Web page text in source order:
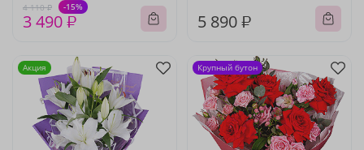
4 110 ₽ -15%
3 490 ₽ 5 890 ₽
Акция Крупный бутон